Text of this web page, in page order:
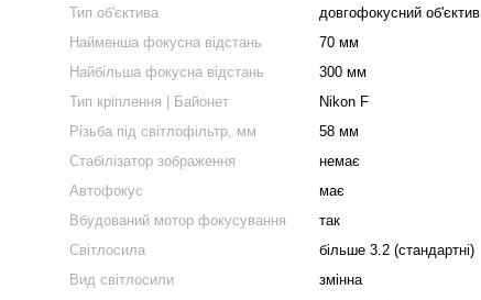
Тип об'єктива
довгофокусний об'єктив
Найменша фокусна відстань
70 мм
Найбільша фокусна відстань
300 мм
Тип кріплення | Байонет
Nikon F
Різьба під світлофільтр, мм
58 мм
Стабілізатор зображення
немає
Автофокус
має
Вбудований мотор фокусування
так
Світлосила
більше 3.2 (стандартні)
Вид світлосили
змінна